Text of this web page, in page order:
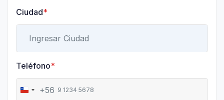
Ciudad*
Teléfono*
C
+56